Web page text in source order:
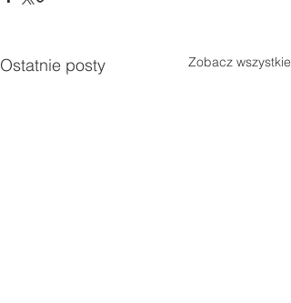
Ostatnie posty Zobacz wszystkie